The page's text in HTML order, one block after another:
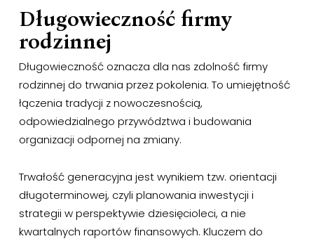
Długowieczność firmy
rodzinnej
Długowieczność oznacza dla nas zdolność firmy
rodzinnej do trwania przez pokolenia. To umiejętność
łączenia tradycji z nowoczesnością,
odpowiedzialnego przywództwa i budowania
organizacji odpornej na zmiany.
Trwałość generacyjna jest wynikiem tzw. orientacji
długoterminowej, czyli planowania inwestycji i
strategii w perspektywie dziesięcioleci, a nie
kwartalnych raportów finansowych. Kluczem do